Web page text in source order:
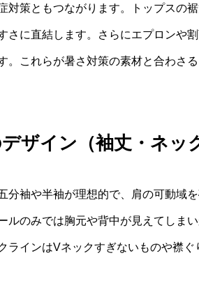
対策ともつながります。トップスの
さに直結します。さらにエプロンや
。これらが暑さ対策の素材と合わさ
ザイン（袖丈・ネッ
分袖や半袖が理想的で、肩の可動域
ルのみでは胸元や背中が見えてしま
ラインはVネックすぎないものや襟ぐ